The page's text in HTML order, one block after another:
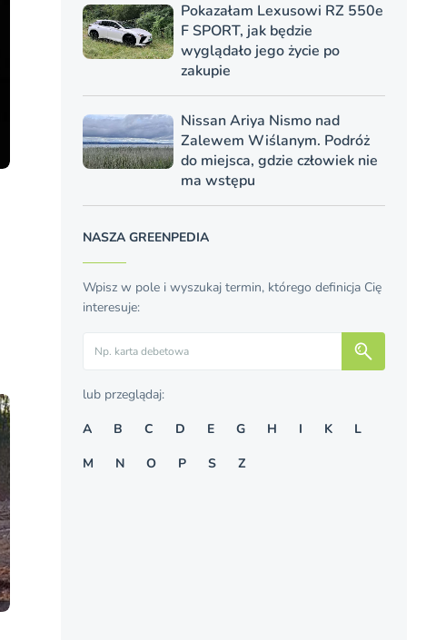
Pokazałam Lexusowi RZ 550e
F SPORT, jak będzie
wyglądało jego życie po
zakupie
Nissan Ariya Nismo nad
Zalewem Wiślanym. Podróż
do miejsca, gdzie człowiek nie
ma wstępu
NASZA GREENPEDIA
Wpisz w pole i wyszukaj termin, którego definicja Cię
interesuje:
lub przeglądaj:
A
B C D E G H I K
L
M
N O P S Z